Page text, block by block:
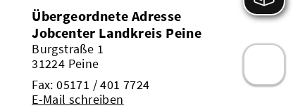
Übergeordnete Adresse
Jobcenter Landkreis Peine
Burgstraße 1
31224 Peine
Fax: 05171 / 401 7724
E-Mail schreiben